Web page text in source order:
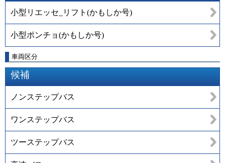
小型リエッセ_リフト(かもしか号)
小型ポンチョ(かもしか号)
車両区分
候補
ノンステップバス
ワンステップバス
ツーステップバス